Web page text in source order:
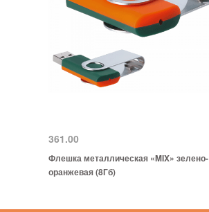
361.00
Флешка металлическая «MIX» зелено-
оранжевая (8Гб)